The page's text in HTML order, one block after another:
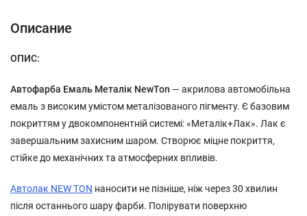
Описание
ОПИС:
Автофарба Емаль Металік NewTon — акрилова автомобільна
емаль з високим умістом металізованого пігменту. Є базовим
покриттям у двокомпонентній системі: «Металік+Лак». Лак є
завершальним захисним шаром. Створює міцне покриття,
стійке до механічних та атмосферних впливів.
Автолак NEW TON наносити не пізніше, ніж через 30 хвилин
після останнього шару фарби. Полірувати поверхню